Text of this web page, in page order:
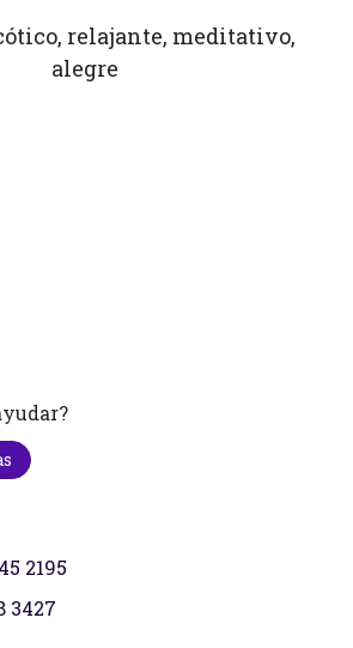
relajante, meditativo,
alegre
2195
3427